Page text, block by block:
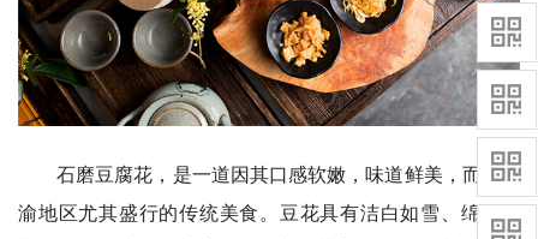
石磨豆腐花，是一道因其口感软嫩，味道鲜美，而在川
渝地区尤其盛行的传统美食。豆花具有洁白如雪、绵而不